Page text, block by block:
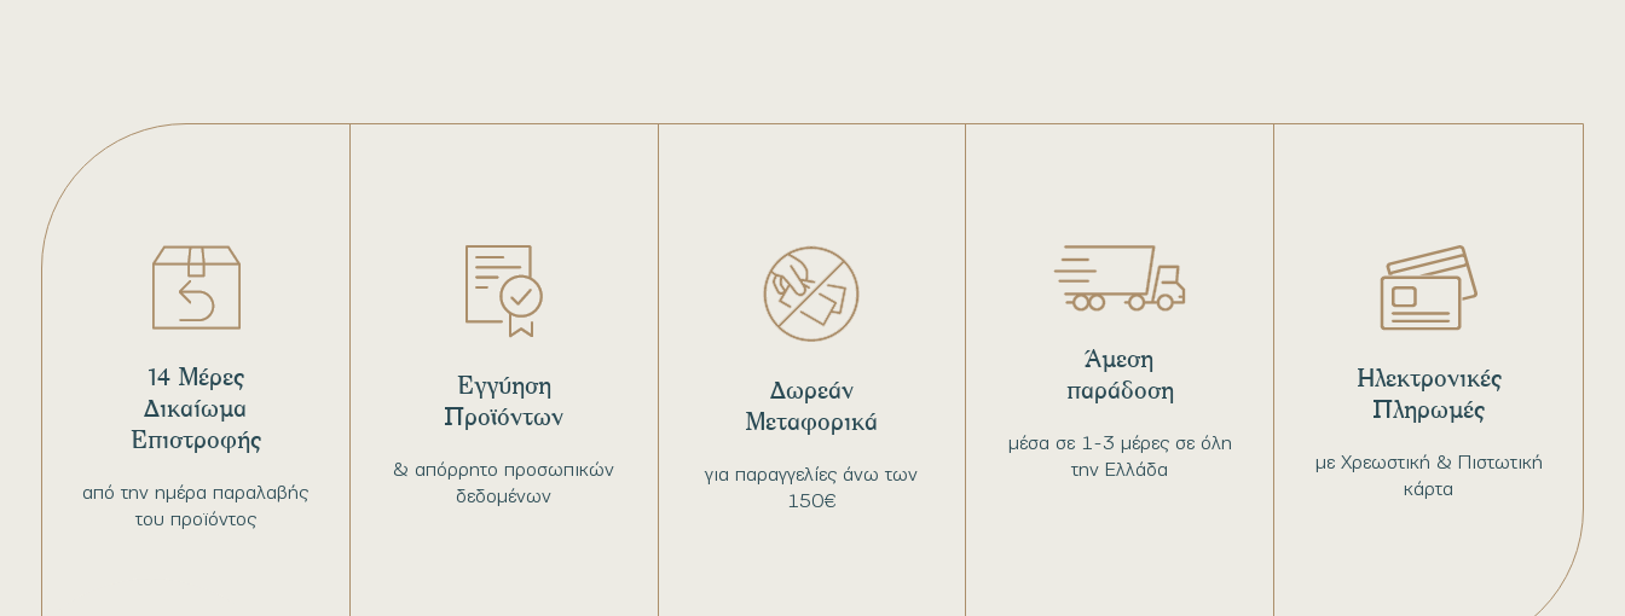
από την ημέρα παραλαβής
του προϊόντος
14 Μέρες
Δικαίωμα
Επιστροφής
& απόρρητο προσωπικών
δεδομένων
Εγγύηση
Προϊόντων
για παραγγελίες άνω των
150€
Δωρεάν
Μεταφορικά
μέσα σε 1-3 μέρες σε όλη
την Ελλάδα
Άμεση
παράδοση
με Χρεωστική & Πιστωτική
κάρτα
Ηλεκτρονικές
Πληρωμές